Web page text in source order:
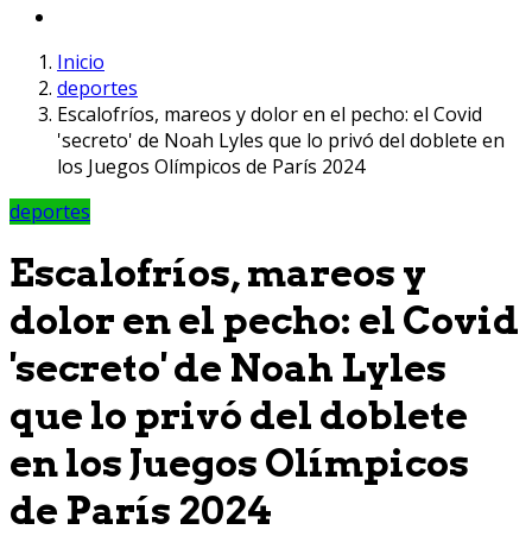
Inicio
deportes
Escalofríos, mareos y dolor en el pecho: el Covid
'secreto' de Noah Lyles que lo privó del doblete en
los Juegos Olímpicos de París 2024
deportes
Escalofríos, mareos y
dolor en el pecho: el Covid
'secreto' de Noah Lyles
que lo privó del doblete
en los Juegos Olímpicos
de París 2024